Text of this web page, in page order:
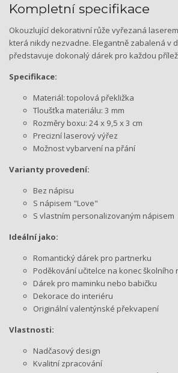
Kompletní specifikace
Okouzlující dekorativní růže vyřezaná
která nikdy nezvadne. Elegantně zabalená v
představuje dokonalý dárek pro každou
Specifikace:
Materiál: topolová překližka
Tloušťka materiálu: 3 mm
Rozměry boxu: 24 x 9,5 x 3 cm
Precizní laserový výřez
Možnost vybarvení na přání
Varianty provedení:
Bez nápisu
S nápisem "Love"
S vlastním personalizovaným nápisem
Ideální jako:
Romantický dárek pro partnerku
Poděkování učitelce na konec školního
Dárek pro maminku nebo babičku
Dekorace do interiéru
Originální valentýnské překvapení
Vlastnosti:
Nadčasový design
Kvalitní zpracování